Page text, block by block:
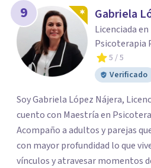
9 Gabriela
Licenciada
Psicoterapia
5 / 5
Verificado
Soy Gabriela López Nájera,
cuento con Maestría en
Acompaño a adultos y parejas
con mayor profundidad lo que
vínculos y atravesar momentos